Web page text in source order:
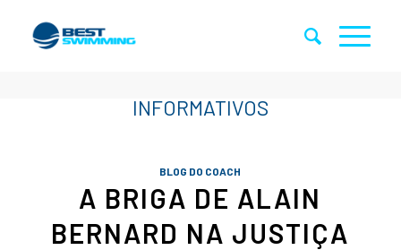
BLOG DO COACH
A BRIGA DE ALAIN
BERNARD NA JUSTIÇA